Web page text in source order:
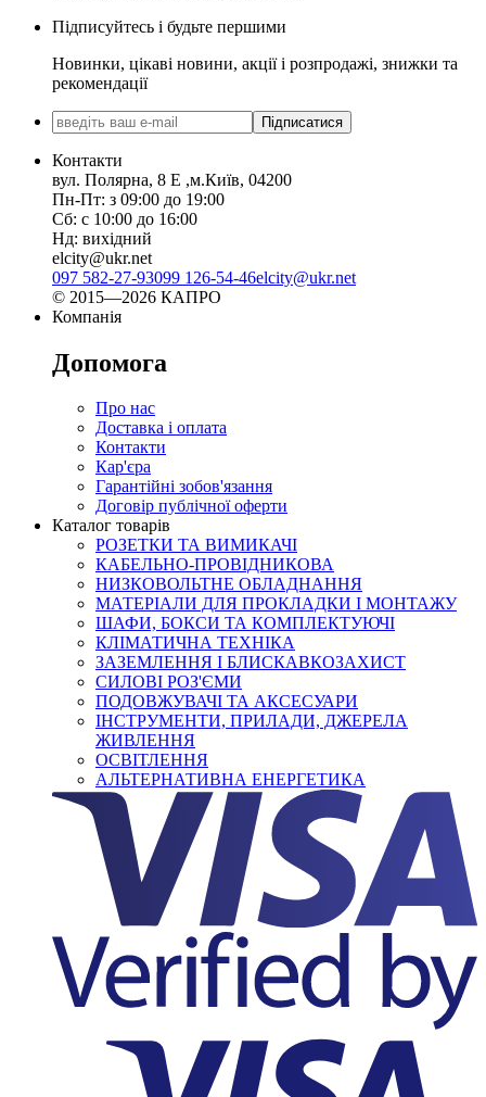
Підписуйтесь і будьте першими
Новинки, цікаві новини, акції і розпродажі, знижки та
рекомендації
Підписатися
Контакти
вул. Полярна, 8 Е ,м.Київ, 04200
Пн-Пт: з 09:00 до 19:00
Сб: с 10:00 до 16:00
Нд: вихідний
elcity@ukr.net
097 582-27-93099 126-54-46elcity@ukr.net
© 2015—2026 КАПРО
Компанія
Допомога
Про нас
Доставка і оплата
Контакти
Кар'єра
Гарантійні зобов'язання
Договір публічної оферти
Каталог товарів
РОЗЕТКИ ТА ВИМИКАЧІ
КАБЕЛЬНО-ПРОВІДНИКОВА
НИЗКОВОЛЬТНЕ ОБЛАДНАННЯ
МАТЕРІАЛИ ДЛЯ ПРОКЛАДКИ І МОНТАЖУ
ШАФИ, БОКСИ ТА КОМПЛЕКТУЮЧІ
КЛІМАТИЧНА ТЕХНІКА
ЗАЗЕМЛЕННЯ І БЛИСКАВКОЗАХИСТ
СИЛОВІ РОЗ'ЄМИ
ПОДОВЖУВАЧІ ТА АКСЕСУАРИ
ІНСТРУМЕНТИ, ПРИЛАДИ, ДЖЕРЕЛА
ЖИВЛЕННЯ
ОСВІТЛЕННЯ
АЛЬТЕРНАТИВНА ЕНЕРГЕТИКА